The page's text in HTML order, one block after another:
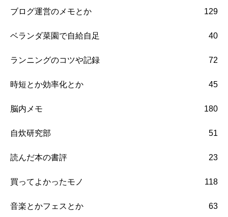
ブログ運営のメモとか 129
ベランダ菜園で自給自足 40
ランニングのコツや記録 72
時短とか効率化とか 45
脳内メモ 180
自炊研究部 51
読んだ本の書評 23
買ってよかったモノ 118
音楽とかフェスとか 63